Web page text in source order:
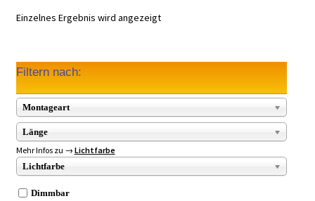
Einzelnes Ergebnis wird angezeigt
Filtern nach:
Montageart
Länge
Mehr Infos zu → Lichtfarbe
Lichtfarbe
Dimmbar